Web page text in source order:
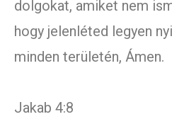
dolgokat, amiket nem
hogy jelenléted legyen
minden területén, Ámen.
Jakab 4:8